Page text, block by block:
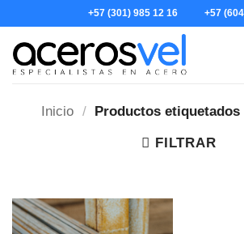
to
content
+57 (301) 985 12 16 +57
Inicio / Productos etiquetados
FILTRAR